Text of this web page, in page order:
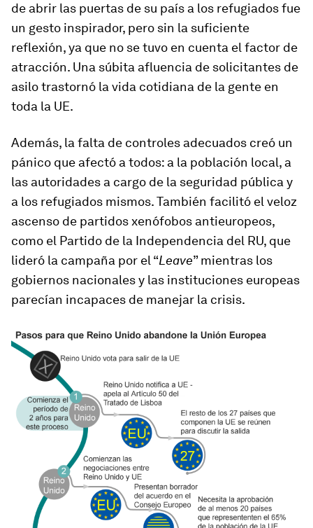
de abrir las puertas de su país a los refugiados fue
un gesto inspirador, pero sin la suficiente
reflexión, ya que no se tuvo en cuenta el factor de
atracción. Una súbita afluencia de solicitantes de
asilo trastornó la vida cotidiana de la gente en
toda la UE.
Además, la falta de controles adecuados creó un
pánico que afectó a todos: a la población local, a
las autoridades a cargo de la seguridad pública y
a los refugiados mismos. También facilitó el veloz
ascenso de partidos xenófobos antieuropeos,
como el Partido de la Independencia del RU, que
lideró la campaña por el “Leave” mientras los
gobiernos nacionales y las instituciones europeas
parecían incapaces de manejar la crisis.